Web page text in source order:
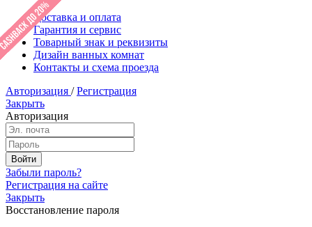
Доставка и оплата
Гарантия и сервис
Товарный знак и реквизиты
Дизайн ванных комнат
Контакты и схема проезда
Авторизация / Регистрация
Закрыть
Авторизация
Забыли пароль?
Регистрация на сайте
Закрыть
Восстановление пароля